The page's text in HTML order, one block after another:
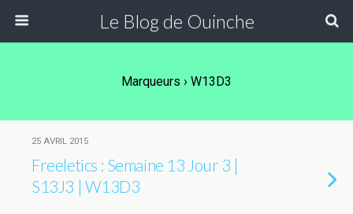
Le Blog de Ouinche
Marqueurs › W13D3
25 AVRIL 2015
Freeletics : Semaine 13 Jour 3 |
S13J3 | W13D3